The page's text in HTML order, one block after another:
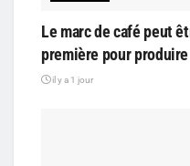
Le marc de café peut
première pour
il y a 1 jour